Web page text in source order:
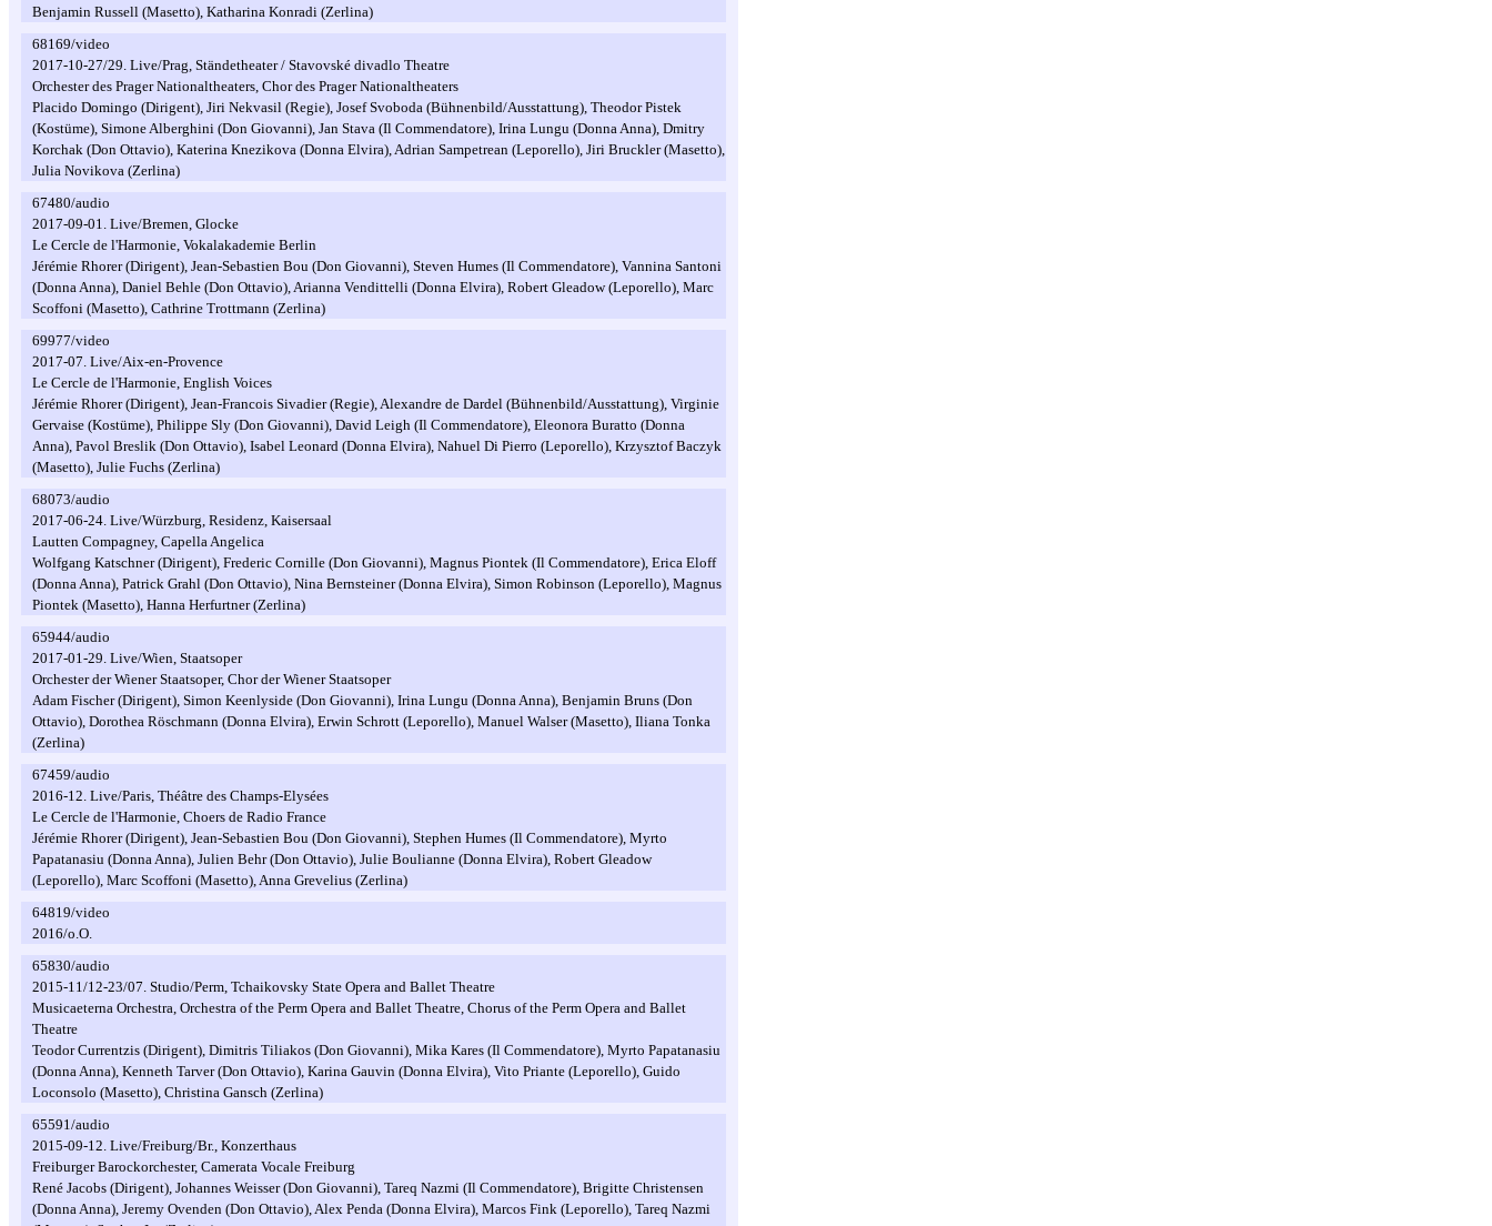
Benjamin Russell (Masetto), Katharina Konradi (Zerlina)
68169/video
2017-10-27/29. Live/Prag, Ständetheater / Stavovské divadlo Theatre
Orchester des Prager Nationaltheaters, Chor des Prager Nationaltheaters
Placido Domingo (Dirigent), Jiri Nekvasil (Regie), Josef Svoboda (Bühnenbild/Ausstattung), Theodor Pistek
(Kostüme), Simone Alberghini (Don Giovanni), Jan Stava (Il Commendatore), Irina Lungu (Donna Anna), Dmitry
Korchak (Don Ottavio), Katerina Knezikova (Donna Elvira), Adrian Sampetrean (Leporello), Jiri Bruckler (Masetto),
Julia Novikova (Zerlina)
67480/audio
2017-09-01. Live/Bremen, Glocke
Le Cercle de l'Harmonie, Vokalakademie Berlin
Jérémie Rhorer (Dirigent), Jean-Sebastien Bou (Don Giovanni), Steven Humes (Il Commendatore), Vannina Santoni
(Donna Anna), Daniel Behle (Don Ottavio), Arianna Vendittelli (Donna Elvira), Robert Gleadow (Leporello), Marc
Scoffoni (Masetto), Cathrine Trottmann (Zerlina)
69977/video
2017-07. Live/Aix-en-Provence
Le Cercle de l'Harmonie, English Voices
Jérémie Rhorer (Dirigent), Jean-Francois Sivadier (Regie), Alexandre de Dardel (Bühnenbild/Ausstattung), Virginie
Gervaise (Kostüme), Philippe Sly (Don Giovanni), David Leigh (Il Commendatore), Eleonora Buratto (Donna
Anna), Pavol Breslik (Don Ottavio), Isabel Leonard (Donna Elvira), Nahuel Di Pierro (Leporello), Krzysztof Baczyk
(Masetto), Julie Fuchs (Zerlina)
68073/audio
2017-06-24. Live/Würzburg, Residenz, Kaisersaal
Lautten Compagney, Capella Angelica
Wolfgang Katschner (Dirigent), Frederic Cornille (Don Giovanni), Magnus Piontek (Il Commendatore), Erica Eloff
(Donna Anna), Patrick Grahl (Don Ottavio), Nina Bernsteiner (Donna Elvira), Simon Robinson (Leporello), Magnus
Piontek (Masetto), Hanna Herfurtner (Zerlina)
65944/audio
2017-01-29. Live/Wien, Staatsoper
Orchester der Wiener Staatsoper, Chor der Wiener Staatsoper
Adam Fischer (Dirigent), Simon Keenlyside (Don Giovanni), Irina Lungu (Donna Anna), Benjamin Bruns (Don
Ottavio), Dorothea Röschmann (Donna Elvira), Erwin Schrott (Leporello), Manuel Walser (Masetto), Iliana Tonka
(Zerlina)
67459/audio
2016-12. Live/Paris, Théâtre des Champs-Elysées
Le Cercle de l'Harmonie, Choers de Radio France
Jérémie Rhorer (Dirigent), Jean-Sebastien Bou (Don Giovanni), Stephen Humes (Il Commendatore), Myrto
Papatanasiu (Donna Anna), Julien Behr (Don Ottavio), Julie Boulianne (Donna Elvira), Robert Gleadow
(Leporello), Marc Scoffoni (Masetto), Anna Grevelius (Zerlina)
64819/video
2016/o.O.
65830/audio
2015-11/12-23/07. Studio/Perm, Tchaikovsky State Opera and Ballet Theatre
Musicaeterna Orchestra, Orchestra of the Perm Opera and Ballet Theatre, Chorus of the Perm Opera and Ballet
Theatre
Teodor Currentzis (Dirigent), Dimitris Tiliakos (Don Giovanni), Mika Kares (Il Commendatore), Myrto Papatanasiu
(Donna Anna), Kenneth Tarver (Don Ottavio), Karina Gauvin (Donna Elvira), Vito Priante (Leporello), Guido
Loconsolo (Masetto), Christina Gansch (Zerlina)
65591/audio
2015-09-12. Live/Freiburg/Br., Konzerthaus
Freiburger Barockorchester, Camerata Vocale Freiburg
René Jacobs (Dirigent), Johannes Weisser (Don Giovanni), Tareq Nazmi (Il Commendatore), Brigitte Christensen
(Donna Anna), Jeremy Ovenden (Don Ottavio), Alex Penda (Donna Elvira), Marcos Fink (Leporello), Tareq Nazmi